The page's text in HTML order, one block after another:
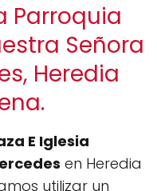
Parroquia
Señora
Heredia
E Iglesia
en Heredia
utilizar un